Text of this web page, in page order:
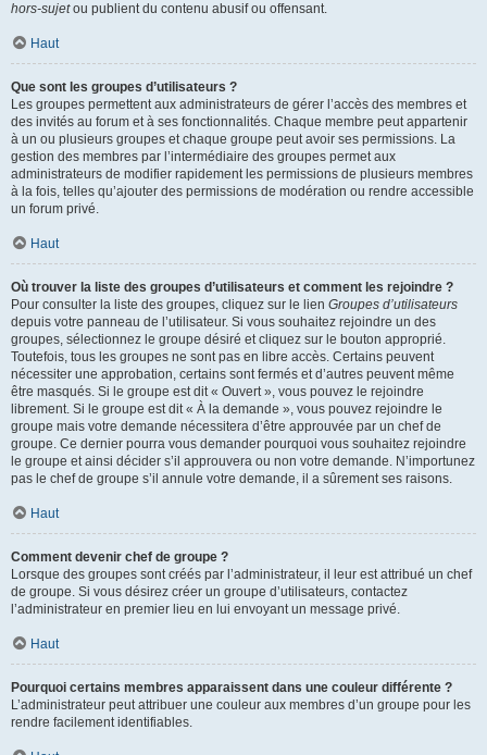
hors-sujetou publient du contenu abusif ou offensant.
Haut
Que sont les groupes d’utilisateurs ?
Les groupes permettent aux administrateurs de gérer l’accès des membres et
des invités au forum et à ses fonctionnalités. Chaque membre peut appartenir
à un ou plusieurs groupes et chaque groupe peut avoir ses permissions. La
gestion des membres par l’intermédiaire des groupes permet aux
administrateurs de modifier rapidement les permissions de plusieurs membres
à la fois, telles qu’ajouter des permissions de modération ou rendre accessible
un forum privé.
Haut
Où trouver la liste des groupes d’utilisateurs et comment les rejoindre ?
Pour consulter la liste des groupes, cliquez sur le lien Groupes d’utilisateurs
depuis votre panneau de l’utilisateur. Si vous souhaitez rejoindre un des
groupes, sélectionnez le groupe désiré et cliquez sur le bouton approprié.
Toutefois, tous les groupes ne sont pas en libre accès. Certains peuvent
nécessiter une approbation, certains sont fermés et d’autres peuvent même
être masqués. Si le groupe est dit « Ouvert », vous pouvez le rejoindre
librement. Si le groupe est dit « À la demande », vous pouvez rejoindre le
groupe mais votre demande nécessitera d’être approuvée par un chef de
groupe. Ce dernier pourra vous demander pourquoi vous souhaitez rejoindre
le groupe et ainsi décider s’il approuvera ou non votre demande. N’importunez
pas le chef de groupe s’il annule votre demande, il a sûrement ses raisons.
Haut
Comment devenir chef de groupe ?
Lorsque des groupes sont créés par l’administrateur, il leur est attribué un chef
de groupe. Si vous désirez créer un groupe d’utilisateurs, contactez
l’administrateur en premier lieu en lui envoyant un message privé.
Haut
Pourquoi certains membres apparaissent dans une couleur différente ?
L’administrateur peut attribuer une couleur aux membres d’un groupe pour les
rendre facilement identifiables.